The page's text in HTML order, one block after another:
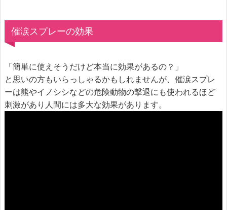
催涙スプレーの効果
「簡単に使えそうだけど本当に効果があるの？」
と思いの方もいらっしゃるかもしれませんが、催涙スプレ
ーは熊やイノシシなどの危険動物の撃退にも使われるほど
刺激があり人間には多大な効果があります。